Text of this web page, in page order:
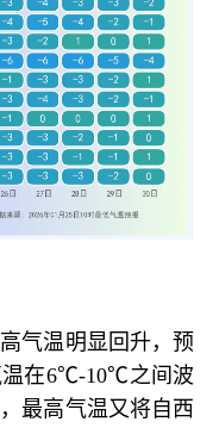
气温明显回升，预
温在6℃-10℃之间波
最高气温又将自西